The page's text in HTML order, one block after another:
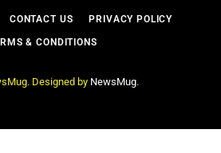
CONTACT US PRIVACY POLICY
& CONDITIONS
Designed by NewsMug.